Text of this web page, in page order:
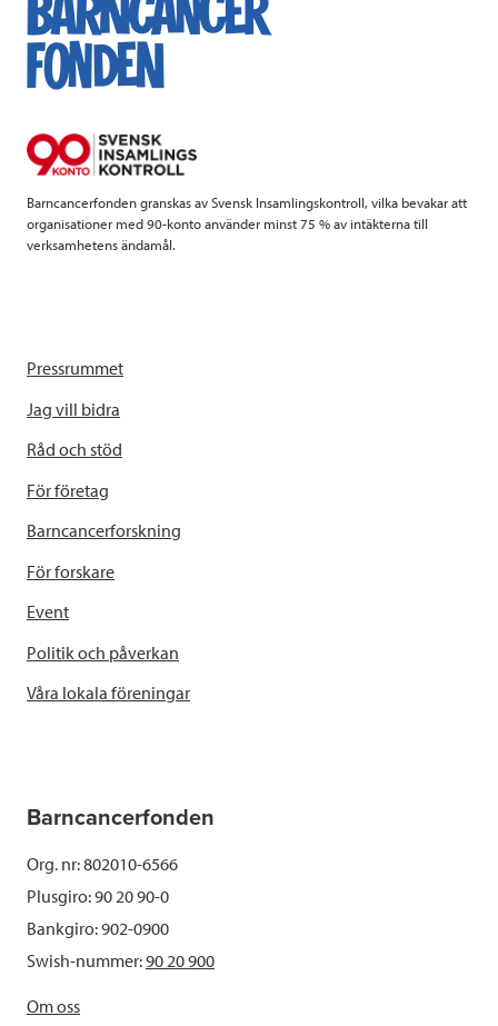
b
k
t
e
Barncancerfonden granskas av Svensk Insamlingskontroll, vilka bevakar att
organisationer med 90-konto använder minst 75 % av intäkterna till
verksamhetens ändamål.
Pressrummet
Jag vill bidra
Råd och stöd
För företag
Barncancerforskning
För forskare
Event
Politik och påverkan
Våra lokala föreningar
Barncancerfonden
Org. nr: 802010-6566
Plusgiro: 90 20 90-0
Bankgiro: 902-0900
Swish-nummer:90 20 900
Om oss